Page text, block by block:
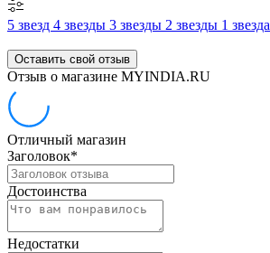
5 звезд 4 звезды 3 звезды 2 звезды 1 звезда
Оставить свой отзыв
Отзыв о магазине MYINDIA.RU
Отличный магазин
Заголовок*
Достоинства
Недостатки